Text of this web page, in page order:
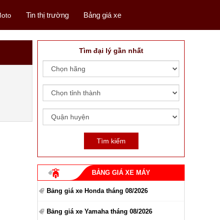
Tin thị trường Bảng giá xe
Tìm đại lý gần nhất
BẢNG GIÁ XE MÁY
Bảng giá xe Honda tháng 08/2026
Bảng giá xe Yamaha tháng 08/2026